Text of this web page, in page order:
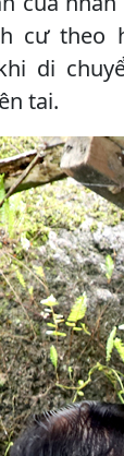
cư theo
di
tai.